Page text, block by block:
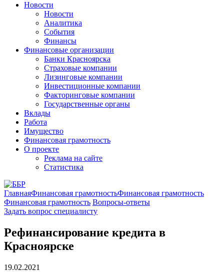
Новости
Новости
Аналитика
События
Финансы
Финансовые организации
Банки Красноярска
Страховые компании
Лизинговые компании
Инвестиционные компании
Факторинговые компании
Государственные органы
Вклады
Работа
Имущество
Финансовая грамотность
О проекте
Реклама на сайте
Статистика
ГлавнаяФинансовая грамотностьФинансовая грамотность
Финансовая грамотность Вопросы-ответы
Задать вопрос специалисту
Рефинансирование кредита в
Красноярске
19.02.2021